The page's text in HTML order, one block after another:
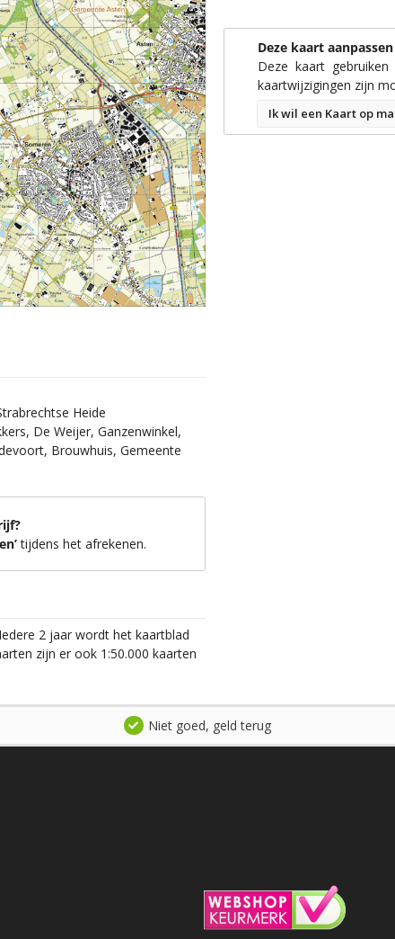
Heide
De Weijer, Ganzenwinkel,
Brouwhuis, Gemeente
tijdens het afrekenen.
2 jaar wordt het kaartblad
zijn er ook 1:50.000 kaarten
Deze kaart aanpassen
Deze kaart
kaartwijzigingen zijn
Ik wil een Kaart op
Niet goed, geld terug